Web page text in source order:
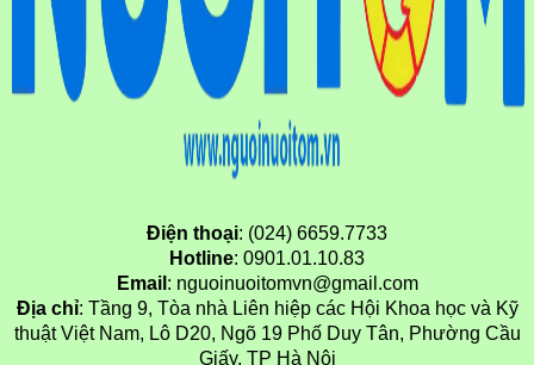
Điện thoại: (024) 6659.7733
Hotline: 0901.01.10.83
Email : nguoinuoitomvn@gmail.com
Địa chỉ: Tầng 9, Tòa nhà Liên hiệp các Hội Khoa học và Kỹ
thuật Việt Nam, Lô D20, Ngõ 19 Phố Duy Tân, Phường Cầu
Giấy, TP Hà Nội